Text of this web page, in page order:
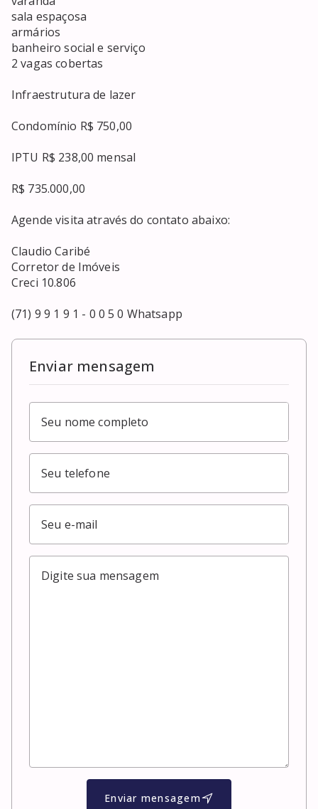
sala espaçosa
armários
banheiro social e serviço
2 vagas cobertas
Infraestrutura de lazer
Condomínio R$ 750,00
IPTU R$ 238,00 mensal
R$ 735.000,00
Agende visita através do contato abaixo:
Claudio Caribé
Corretor de Imóveis
Creci 10.806
(71) 9 9 1 9 1 - 0 0 5 0 Whatsapp
Enviar mensagem
Enviar mensagem